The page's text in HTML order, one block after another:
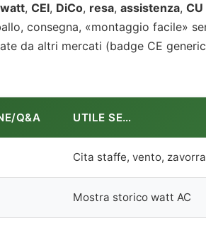
watt, CEI, DiCo, resa, assistenza, CU
consegna, «montaggio facile»
da altri mercati (badge CE
Q&A UTILE SE…
Cita staffe, vento, zavorra
Mostra storico watt AC